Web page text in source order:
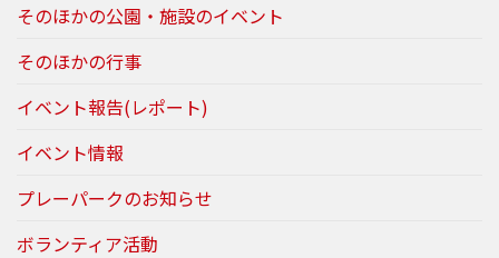
そのほかの公園・施設のイベント
そのほかの行事
イベント報告(レポート)
イベント情報
プレーパークのお知らせ
ボランティア活動